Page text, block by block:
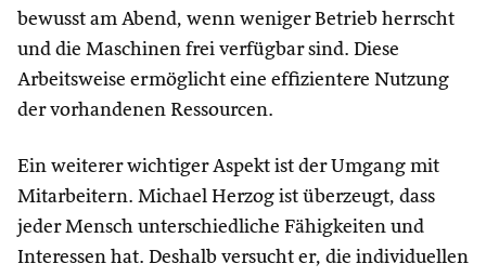
bewusst am Abend, wenn weniger Betrieb herrscht
und die Maschinen frei verfügbar sind. Diese
Arbeitsweise ermöglicht eine effizientere Nutzung
der vorhandenen Ressourcen.
Ein weiterer wichtiger Aspekt ist der Umgang mit
Mitarbeitern. Michael Herzog ist überzeugt, dass
jeder Mensch unterschiedliche Fähigkeiten und
Interessen hat. Deshalb versucht er, die individuellen